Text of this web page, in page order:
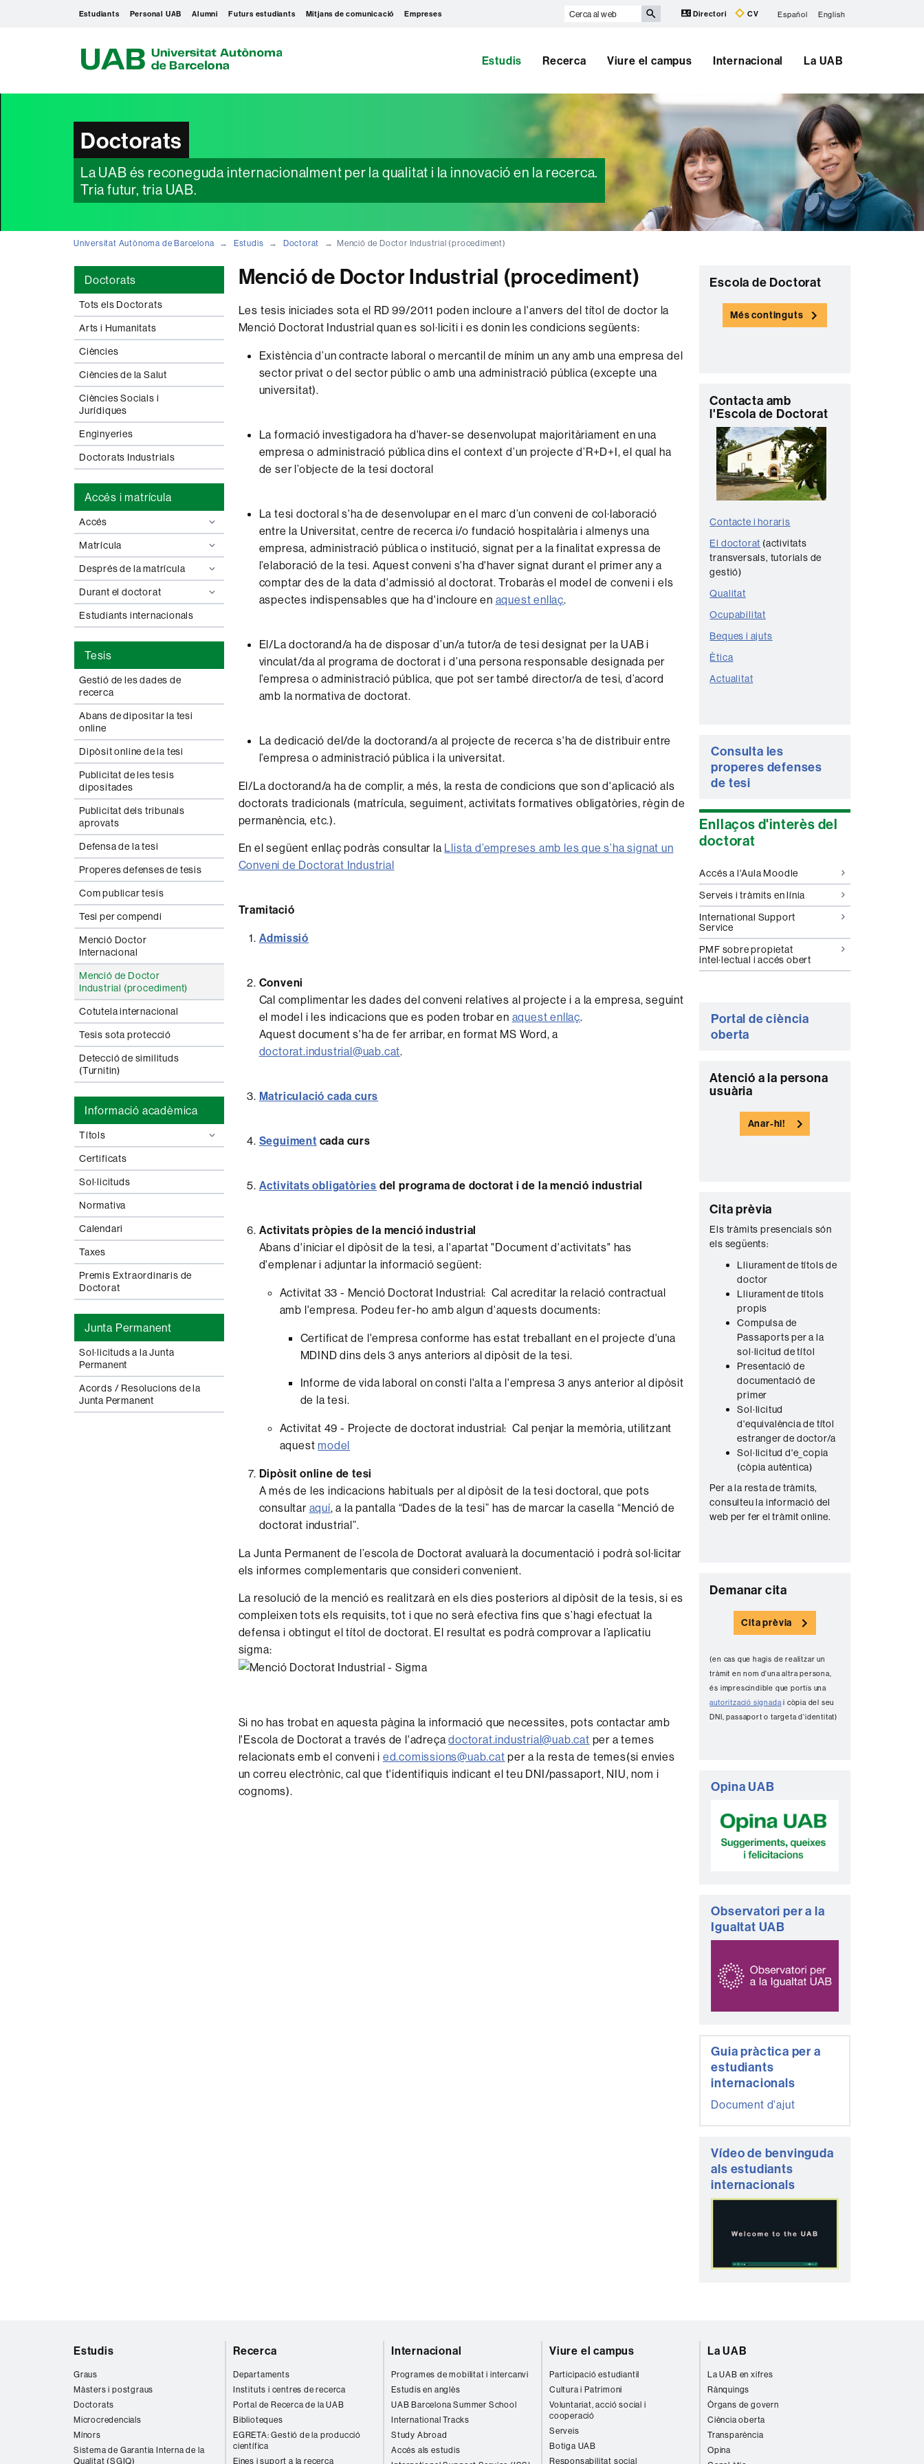
Estudiants Personal UAB Alumni Futurs estudiants Mitjans de comunicació Empreses
Cerca
Directori CV Español English
A
Estudis Recerca Viure el campus Internacional La UAB
Doctorats
La UAB és reconeguda internacionalment per la qualitat i la innovació en la recerca.
Tria futur, tria UAB.
Universitat Autònoma de Barcelona Estudis Doctorat Menció de Doctor Industrial (procediment)
Doctorats
Tots els Doctorats
Arts i Humanitats
Ciències
Ciències de la Salut
Ciències Socials i
Jurídiques
Enginyeries
Doctorats Industrials
Accés i matrícula
Accés
Matrícula
Després de la matrícula
Durant el doctorat
Estudiants internacionals
Tesis
Gestió de les dades de
recerca
Abans de dipositar la tesi
online
Dipòsit online de la tesi
Publicitat de les tesis
dipositades
Publicitat dels tribunals
aprovats
Defensa de la tesi
Properes defenses de tesis
Com publicar tesis
Tesi per compendi
Menció Doctor
Internacional
Menció de Doctor
Industrial (procediment)
Cotutela internacional
Tesis sota protecció
Detecció de similituds
(Turnitin)
Informació acadèmica
Títols
Certificats
Sol·licituds
Normativa
Calendari
Taxes
Premis Extraordinaris de
Doctorat
Junta Permanent
Sol·licituds a la Junta
Permanent
Acords / Resolucions de la
Junta Permanent
Menció de Doctor Industrial (procediment)
Les tesis iniciades sota el RD 99/2011 poden incloure a l'anvers del títol de doctor la
Menció Doctorat Industrial quan es sol·liciti i es donin les condicions següents:
Existència d’un contracte laboral o mercantil de mínim un any amb una empresa del
sector privat o del sector públic o amb una administració pública (excepte una
universitat).
La formació investigadora ha d'haver-se desenvolupat majoritàriament en una
empresa o administració pública dins el context d’un projecte d’R+D+I, el qual ha
de ser l’objecte de la tesi doctoral
La tesi doctoral s'ha de desenvolupar en el marc d’un conveni de col·laboració
entre la Universitat, centre de recerca i/o fundació hospitalària i almenys una
empresa, administració pública o institució, signat per a la finalitat expressa de
l’elaboració de la tesi. Aquest conveni s'ha d'haver signat durant el primer any a
comptar des de la data d'admissió al doctorat. Trobaràs el model de conveni i els
aspectes indispensables que ha d'incloure en aquest enllaç.
El/La doctorand/a ha de disposar d’un/a tutor/a de tesi designat per la UAB i
vinculat/da al programa de doctorat i d’una persona responsable designada per
l’empresa o administració pública, que pot ser també director/a de tesi, d’acord
amb la normativa de doctorat.
La dedicació del/de la doctorand/a al projecte de recerca s'ha de distribuir entre
l’empresa o administració pública i la universitat.
El/La doctorand/a ha de complir, a més, la resta de condicions que son d'aplicació als
doctorats tradicionals (matrícula, seguiment, activitats formatives obligatòries, règin de
permanència, etc.).
En el següent enllaç podràs consultar la Llista d’empreses amb les que s’ha signat un
Conveni de Doctorat Industrial
Tramitació
Admissió
Conveni
Cal complimentar les dades del conveni relatives al projecte i a la empresa, seguint
el model i les indicacions que es poden trobar en aquest enllaç.
Aquest document s'ha de fer arribar, en format MS Word, a
doctorat.industrial@uab.cat.
Matriculació cada curs
Seguiment cada curs
Activitats obligatòries del programa de doctorat i de la menció industrial
Activitats pròpies de la menció industrial
Abans d'iniciar el dipòsit de la tesi, a l'apartat "Document d'activitats" has
d'emplenar i adjuntar la informació següent:
Activitat 33 - Menció Doctorat Industrial: Cal acreditar la relació contractual
amb l'empresa. Podeu fer-ho amb algun d'aquests documents:
Certificat de l'empresa conforme has estat treballant en el projecte d'una
MDIND dins dels 3 anys anteriors al dipòsit de la tesi.
Informe de vida laboral on consti l'alta a l'empresa 3 anys anterior al dipòsit
de la tesi.
Activitat 49 - Projecte de doctorat industrial: Cal penjar la memòria, utilitzant
aquestmodel
Dipòsit online de tesi
A més de les indicacions habituals per al dipòsit de la tesi doctoral, que pots
consultar aquí, a la pantalla “Dades de la tesi” has de marcar la casella “Menció de
doctorat industrial”.
La Junta Permanent de l’escola de Doctorat avaluarà la documentació i podrà sol·licitar
els informes complementaris que consideri convenient.
La resolució de la menció es realitzarà en els dies posteriors al dipòsit de la tesis, si es
compleixen tots els requisits, tot i que no serà efectiva fins que s’hagi efectuat la
defensa i obtingut el títol de doctorat. El resultat es podrà comprovar a l’aplicatiu
sigma:
Si no has trobat en aquesta pàgina la informació que necessites, pots contactar amb
l'Escola de Doctorat a través de l'adreçadoctorat.industrial@uab.cat per a temes
relacionats emb el conveni i ed.comissions@uab.cat per a la resta de temes(si envies
un correu electrònic, cal que t'identifiquis indicant el teu DNI/passaport, NIU, nom i
cognoms).
Informació
complementària
C
t
e
Escola de Doctorat
Més continguts
C
o
n
a
c
t
e
Contacta amb
l'Escola de Doctorat
Contacte i horaris
El doctorat (activitats
transversals, tutorials de
gestió)
Qualitat
Ocupabilitat
Beques i ajuts
Ètica
Actualitat
Consulta les
properes defenses
de tesi
Enllaços d'interès del
doctorat
Accés a l'Aula Moodle
Serveis i tràmits en línia
International Support
Service
PMF sobre propietat
intel·lectual i accés obert
Portal de ciència
oberta
C
o
t
e
Atenció a la persona
usuària
Anar-hi!
C
o
n
Cita prèvia
Els tràmits presencials són
els següents:
Lliurament de títols de
doctor
Lliurament de títols
propis
Compulsa de
Passaports per a la
sol·licitud de títol
Presentació de
documentació de
primer
Sol·licitud
d'equivalència de títol
estranger de doctor/a
Sol·licitud d'e_copia
(còpia autèntica)
Per a la resta de tràmits,
consulteu la informació del
web per fer el tràmit online.
C
t
a
c
t
Demanar cita
Cita prèvia
(en cas que hagis de realitzar un
tràmit en nom d'una altra persona,
és imprescindible que portis una
autorització signadai còpia del seu
DNI, passaport o targeta d'identitat)
Opina UAB
Observatori per a la
Igualtat UAB
Guia pràctica per a
estudiants
internacionals
Document d'ajut
Vídeo de benvinguda
als estudiants
internacionals
Estudis
Graus
Màsters i postgraus
Doctorats
Microcredencials
Mínors
Sistema de Garantia Interna de la
Qualitat (SGIQ)
Recerca
Departaments
Instituts i centres de recerca
Portal de Recerca de la UAB
Biblioteques
EGRETA: Gestió de la producció
científica
Eines i suport a la recerca
Internacional
Programes de mobilitat i intercanvi
Estudis en anglès
UAB Barcelona Summer School
International Tracks
Study Abroad
Accés als estudis
Viure el campus
Participació estudiantil
Cultura i Patrimoni
Voluntariat, acció social i
cooperació
Serveis
Botiga UAB
Responsabilitat social
La UAB
La UAB en xifres
Rànquings
Òrgans de govern
Ciència oberta
Transparència
Opina